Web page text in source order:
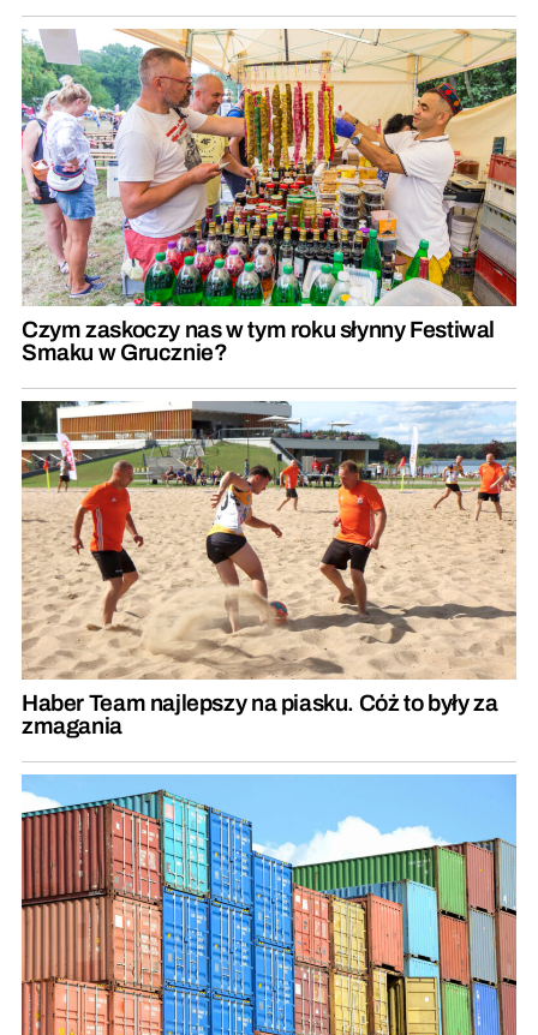
Czym zaskoczy nas w tym roku słynny Festiwal
Smaku w Grucznie?
Haber Team najlepszy na piasku. Cóż to były za
zmagania